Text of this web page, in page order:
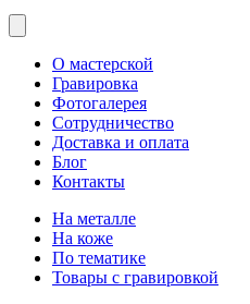
О мастерской
Гравировка
Фотогалерея
Сотрудничество
Доставка и оплата
Блог
Контакты
На металле
На коже
По тематике
Товары с гравировкой